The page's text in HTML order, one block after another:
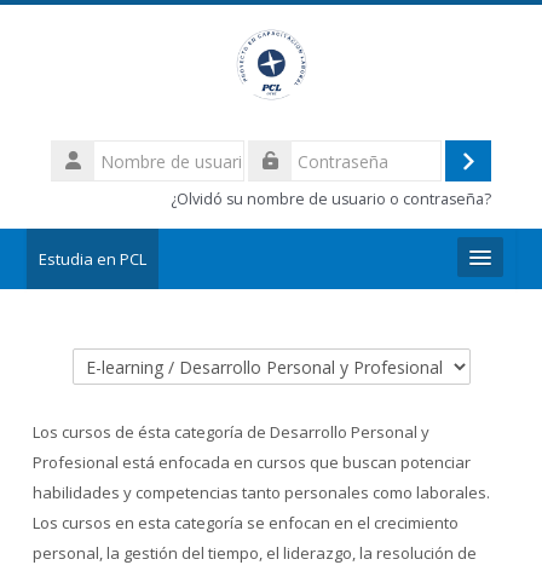
Nombre
de
Acceder
¿Olvidó su nombre de usuario o contraseña?
Estudia en PCL
Categorías
Los cursos de ésta categoría de Desarrollo Personal y
Profesional está enfocada en cursos que buscan potenciar
habilidades y competencias tanto personales como laborales.
Los cursos en esta categoría se enfocan en el crecimiento
personal, la gestión del tiempo, el liderazgo, la resolución de